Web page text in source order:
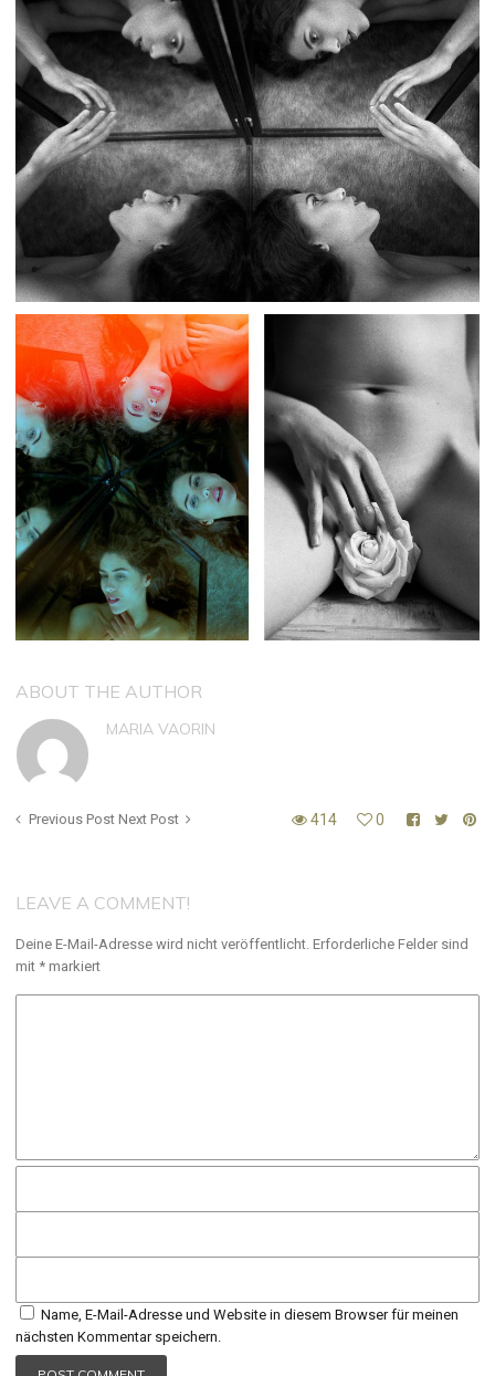
ABOUT THE AUTHOR
MARIA VAORIN
Previous Post Next Post 414 0
LEAVE A COMMENT!
Deine E-Mail-Adresse wird nicht veröffentlicht. Erforderliche Felder sind
mit * markiert
Name, E-Mail-Adresse und Website in diesem Browser für meinen
nächsten Kommentar speichern.